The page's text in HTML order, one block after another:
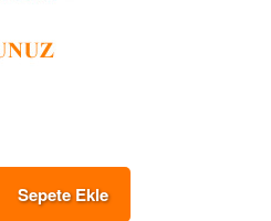
Sepete Ekle